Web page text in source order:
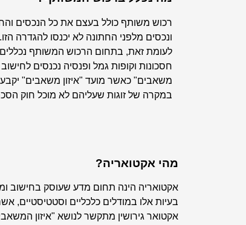
רכוש משותף כולל בעצם את כל הנכסים
ונכסים מלפני החתונה לא יכנסו להגדרה
לעומת זאת, בתחום הרכוש המשותף
חסכונות וקופות גמל ופנסיה נכנסים
משאבים" כאשר מועד "איזון משאבים" יקבע
במקרה של זוגות שעליהם לא מוכל חוק
מהי אקטואריה?
אקטואריה הינה תחום מדע שעוסק בחישוב
בעיות אלו במודלים כלכליים וסטטיסטיים,
אקטואר גירושין מתקשר לנושא "איזון